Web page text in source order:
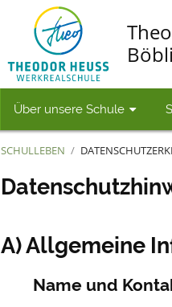
Über unsere Schule
SCHULLEBEN /
A) Allgemeine
Name und